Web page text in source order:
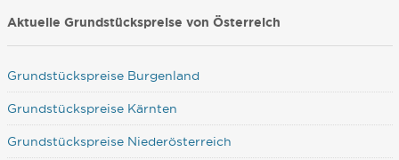
Aktuelle Grundstückspreise von Österreich
Grundstückspreise Burgenland
Grundstückspreise Kärnten
Grundstückspreise Niederösterreich